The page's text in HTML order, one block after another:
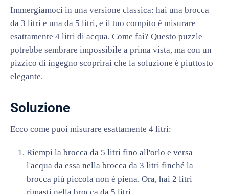
Immergiamoci in una versione classica: hai una brocca
da 3 litri e una da 5 litri, e il tuo compito è misurare
esattamente 4 litri di acqua. Come fai? Questo puzzle
potrebbe sembrare impossibile a prima vista, ma con un
pizzico di ingegno scoprirai che la soluzione è piuttosto
elegante.
Soluzione
Ecco come puoi misurare esattamente 4 litri:
Riempi la brocca da 5 litri fino all'orlo e versa
l'acqua da essa nella brocca da 3 litri finché la
brocca più piccola non è piena. Ora, hai 2 litri